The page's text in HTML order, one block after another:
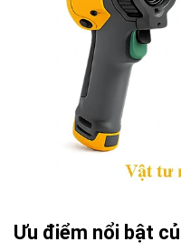
Ưu điểm nổi bật